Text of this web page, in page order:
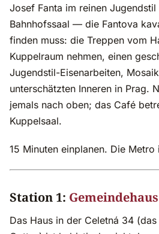
Josef Fanta im reinen
Bahnhofssaal — die Fantova
finden muss: die Treppen vom
Kuppelraum nehmen, einen
Jugendstil-Eisenarbeiten,
unterschätzten Inneren in Prag.
jemals nach oben; das Café
Kuppelsaal.
15 Minuten einplanen. Die Metro
Station 1: Gemeindehaus
Das Haus in der Celetná 34